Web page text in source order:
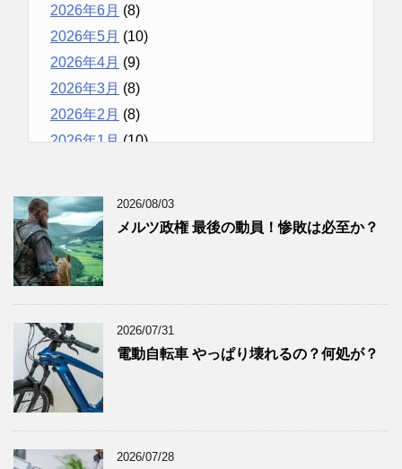
2026年6月 (8)
2026年5月 (10)
2026年4月 (9)
2026年3月 (8)
2026年2月 (8)
2026年1月(10)
2025年10月(10)
2025年9月
2025年8月
2025年6月(9)
2025年5月(8)
2025年4月
2025年3月
2025年1月(8)
2026/08/03
メルツ政権 最後の動員！惨敗は必至か？
2026/07/31
電動自転車 やっぱり壊れるの？何処が？
2026/07/28